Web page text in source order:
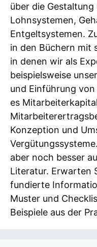
über die
Lohnsystemen,
Entgeltsystemen.
in den Büchern mit
in denen wir als
beispielsweise
und Einführung
es
Konzeption und
aber noch besser
Literatur. Erwarten
fundierte
Muster und
Beispiele aus der